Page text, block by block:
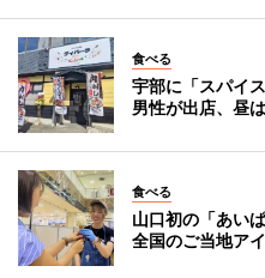
食べる
宇部に「スパイ
男性が出店、昼
食べる
山口初の「あい
全国のご当地ア